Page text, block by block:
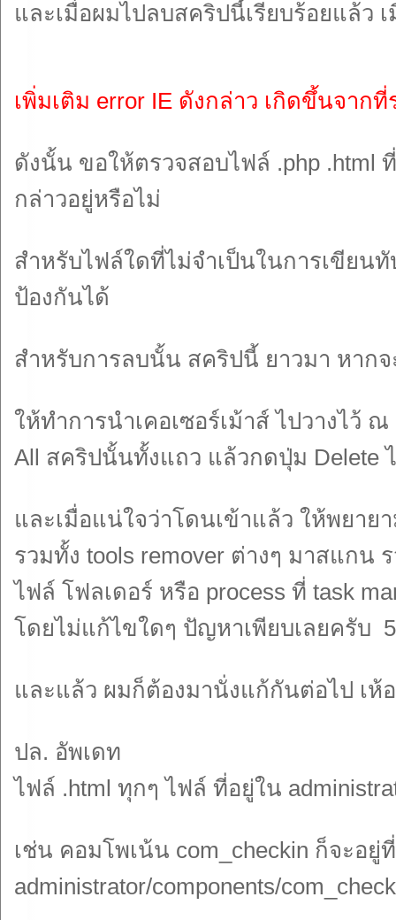
และเมื่อผมไปลบสคริปนี้เรียบร้อยแล้ว
เพิ่มเติม error IE ดังกล่าว เกิดขึ้นจา
ดังนั้น ขอให้ตรวจสอบไฟล์ .php .html
กล่าวอยู่หรือไม่
สำหรับไฟล์ใดที่ไม่จำเป็นในการเขียน
ป้องกันได้
สำหรับการลบนั้น สคริปนี้ ยาวมา หาก
ให้ทำการนำเคอเซอร์เม้าส์ ไปวางไว้
All สคริปนั้นทั้งแถว แล้วกดปุ่ม Delete
และเมื่อแน่ใจว่าโดนเข้าแล้ว ให้พยา
รวมทั้ง tools remover ต่างๆ มาสแกน
ไฟล์ โฟลเดอร์ หรือ process ที่ task
โดยไม่แก้ไขใดๆ ปัญหาเพียบเลยครับ
และแล้ว ผมก็ต้องมานั่งแก้กันต่อไป เห้
ปล. อัพเดท
ไฟล์ .html ทุกๆ ไฟล์ ที่อยู่ใน
เช่น คอมโพเน้น com_checkin ก็จะอยู่
administrator/components/